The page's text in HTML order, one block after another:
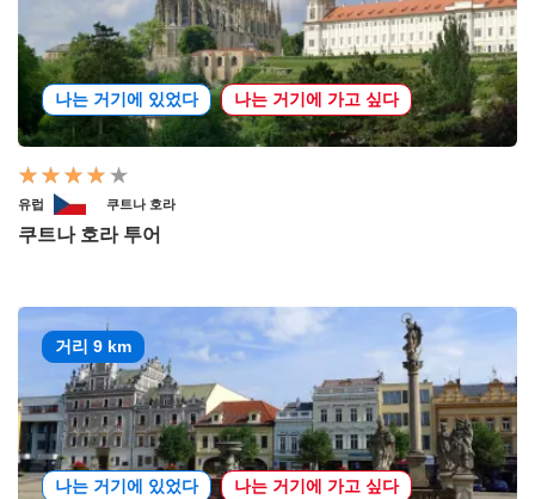
나는 거기에 있었다 나는 거기에 가고 싶다
유럽 쿠트나 호라
쿠트나 호라 투어
거리 9 km
나는 거기에 있었다 나는 거기에 가고 싶다